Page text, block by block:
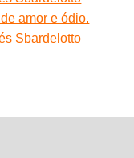
amor e ódio.
Sbardelotto